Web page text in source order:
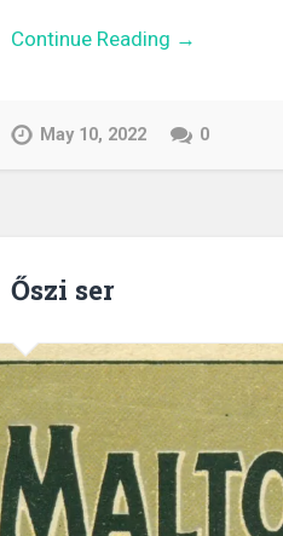
Continue Reading →
May 10, 2022 0
Őszi ser